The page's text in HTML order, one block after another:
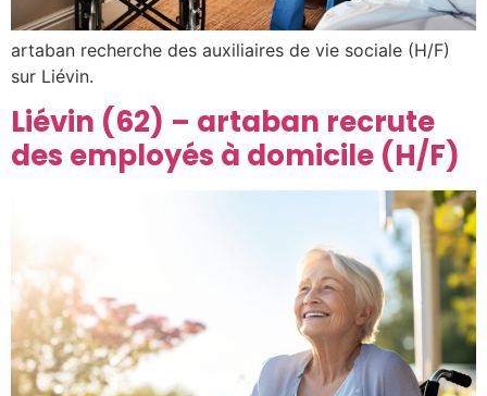
artaban recherche des auxiliaires de vie sociale (H/F)
sur Liévin.
Liévin (62) – artaban recrute
des employés à domicile (H/F)